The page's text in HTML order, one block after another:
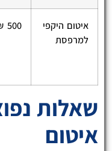
איטום היקפי
למרפסת
500 ₪
שאלות
איטום